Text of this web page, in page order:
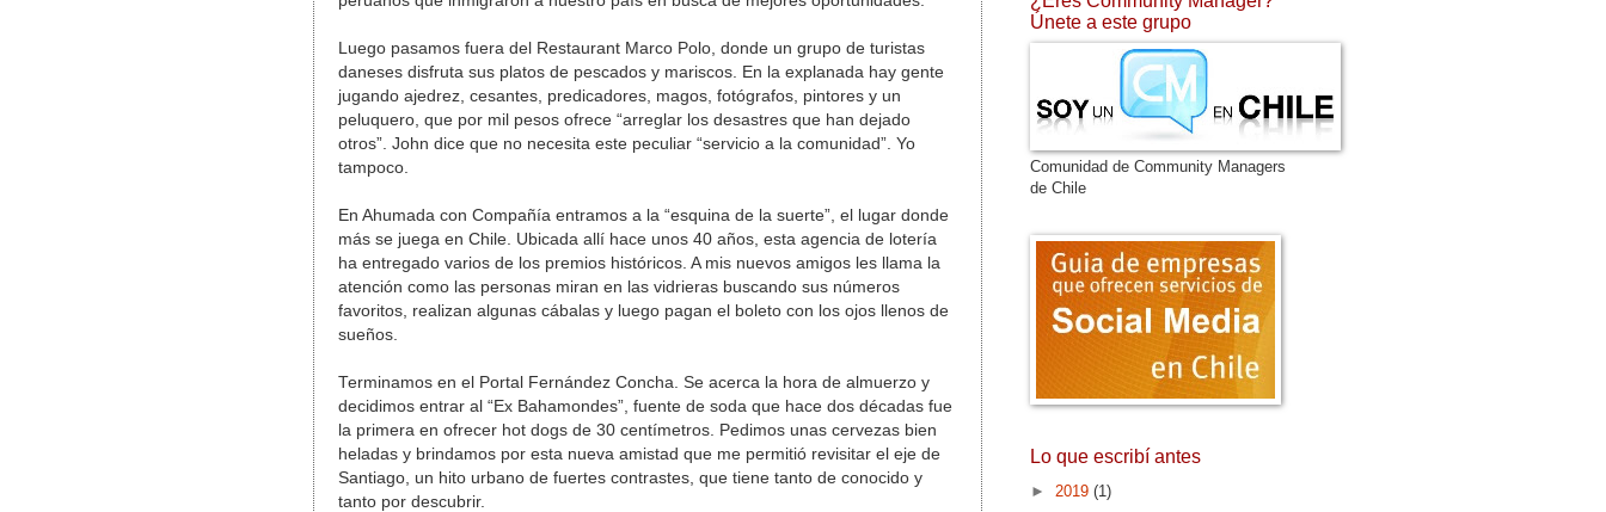
Luego pasamos fuera del Restaurant Marco Polo, donde un grupo de turistas
daneses disfruta sus platos de pescados y mariscos. En la explanada hay gente
jugando ajedrez, cesantes, predicadores, magos, fotógrafos, pintores y un
peluquero, que por mil pesos ofrece “arreglar los desastres que han dejado
otros”. John dice que no necesita este peculiar “servicio a la comunidad”. Yo
tampoco.
En Ahumada con Compañía entramos a la “esquina de la suerte”, el lugar donde
más se juega en Chile. Ubicada allí hace unos 40 años, esta agencia de lotería
ha entregado varios de los premios históricos. A mis nuevos amigos les llama la
atención como las personas miran en las vidrieras buscando sus números
favoritos, realizan algunas cábalas y luego pagan el boleto con los ojos llenos de
sueños.
Terminamos en el Portal Fernández Concha. Se acerca la hora de almuerzo y
decidimos entrar al “Ex Bahamondes”, fuente de soda que hace dos décadas fue
la primera en ofrecer hot dogs de 30 centímetros. Pedimos unas cervezas bien
heladas y brindamos por esta nueva amistad que me permitió revisitar el eje de
Santiago, un hito urbano de fuertes contrastes, que tiene tanto de conocido y
tanto por descubrir.
Únete a este grupo
Comunidad de Community Managers
de Chile
Lo que escribí antes
► 2019 (1)